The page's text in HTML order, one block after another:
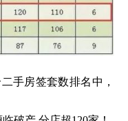
手房签套数排名中，